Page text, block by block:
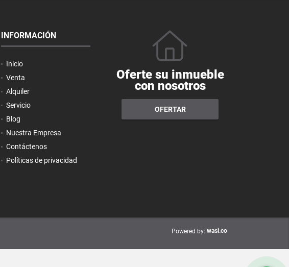
INFORMACIÓN
Inicio
Venta
Alquiler
Servicio
Blog
Nuestra Empresa
Contáctenos
Políticas de privacidad
Oferte su inmueble
con nosotros
OFERTAR
Powered by: wasi.co